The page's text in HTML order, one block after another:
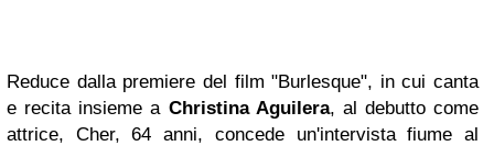
Reduce dalla premiere del film "Burlesque", in cui canta
e recita insieme a Christina Aguilera, al debutto come
attrice, Cher, 64 anni, concede un'intervista fiume al